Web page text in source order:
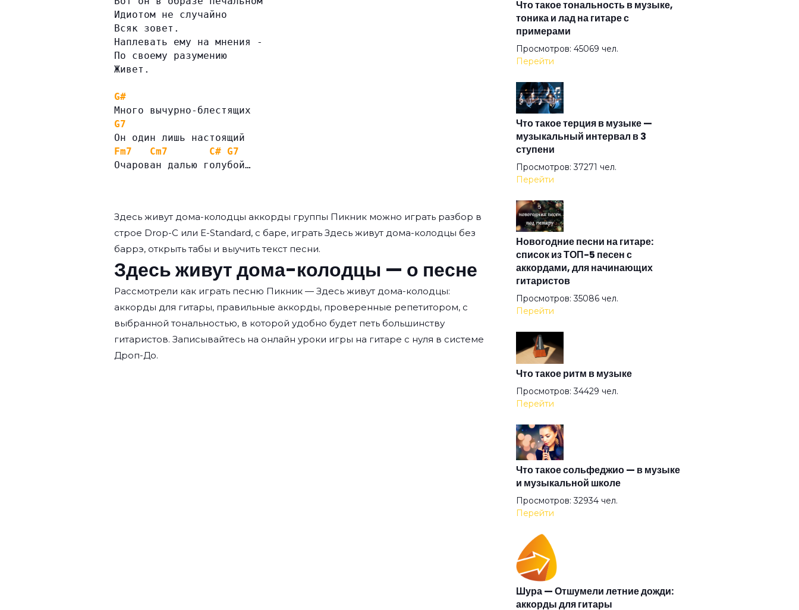
Идиотом не случайно
Всяк зовет.
Наплевать ему на мнения -
По своему разумению
Живет.
G#
Много вычурно-блестящих
G7
Он один лишь настоящий
Fm7
Cm7 C# G7
Очарован далью голубой…
Здесь живут дома-колодцы аккорды группы Пикник можно играть разбор в
строе Drop-C или E-Standard, с баре, играть Здесь живут дома-колодцы без
баррэ, открыть табы и выучить текст песни.
Здесь живут дома-колодцы — о песне
Рассмотрели как играть песню Пикник — Здесь живут дома-колодцы:
аккорды для гитары, правильные аккорды, проверенные репетитором, с
выбранной тональностью, в которой удобно будет петь большинству
гитаристов. Записывайтесь на онлайн уроки игры на гитаре с нуля в системе
Дроп-До.
Взгляд туманный пьёт нирвану
Вот же это слово
Вот и тень моя...
Вот и я не иду до конца
Вплети меня в свое кружево
Все вокруг боятся радости паяца
Всё остальное дым
Всё хорошо!
Где душа летает
Герой
Гильотины сечение
Гиперболоид
Глаза очерчены углём
Говорит и показывает
Что такое тональность в музыке,
тоника и лад на гитаре с
примерами
Просмотров: 45069 чел.
Перейти
Что такое терция в музыке —
музыкальный интервал в 3
ступени
Просмотров: 37271 чел.
Перейти
Новогодние песни на гитаре:
список из ТОП-5 песен с
аккордами, для начинающих
гитаристов
Просмотров: 35086 чел.
Перейти
Что такое ритм в музыке
Просмотров: 34429 чел.
Перейти
Что такое сольфеджио — в музыке
и музыкальной школе
Просмотров: 32934 чел.
Перейти
Шура — Отшумели летние дожди:
аккорды для гитары